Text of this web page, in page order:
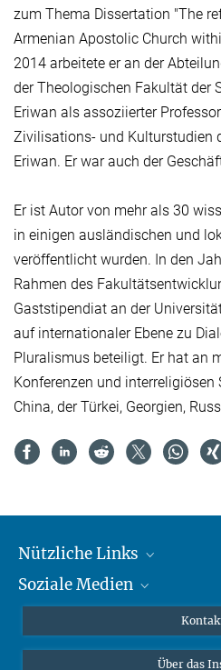
zum Thema Dissertation "The
Armenian Apostolic Church
2014 arbeitete er an der
der Theologischen Fakultät der
Eriwan als assoziierter
Zivilisations- und Kulturstudien
Eriwan. Er war auch der
Er ist Autor von mehr als 30
in einigen ausländischen und
veröffentlicht wurden. In den
Rahmen des
Gaststipendiat an der
auf internationaler Ebene zu
Pluralismus beteiligt. Er hat an
Konferenzen und interreligiösen
China, der Türkei, Georgien,
Nützliche Links
MMG Alumni Corner
Soziale Medien
Bluesky
Über das